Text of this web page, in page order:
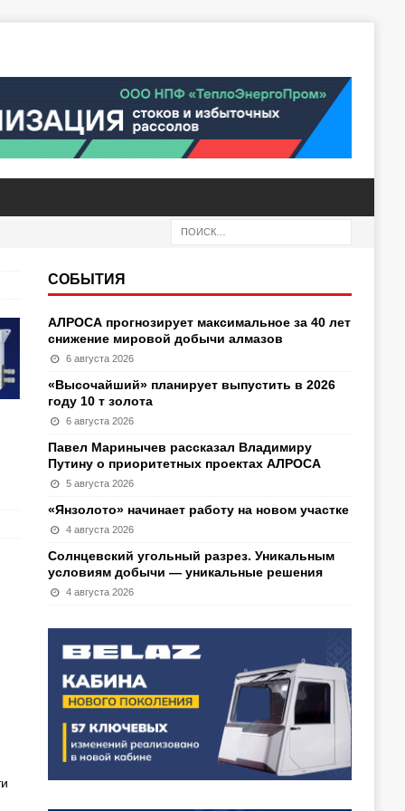
СОБЫТИЯ
АЛРОСА прогнозирует максимальное за 40 лет
снижение мировой добычи алмазов
6 августа 2026
«Высочайший» планирует выпустить в 2026
году 10 т золота
6 августа 2026
Павел Маринычев рассказал Владимиру
Путину о приоритетных проектах АЛРОСА
5 августа 2026
«Янзолото» начинает работу на новом участке
4 августа 2026
Солнцевский угольный разрез. Уникальным
условиям добычи — уникальные решения
4 августа 2026